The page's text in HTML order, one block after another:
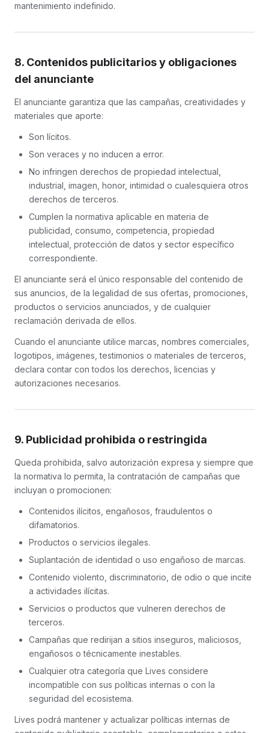
mantenimiento indefinido.
8. Contenidos publicitarios y obligaciones
del anunciante
El anunciante garantiza que las campañas, creatividades y
materiales que aporte:
Son lícitos.
Son veraces y no inducen a error.
No infringen derechos de propiedad intelectual,
industrial, imagen, honor, intimidad o cualesquiera otros
derechos de terceros.
Cumplen la normativa aplicable en materia de
publicidad, consumo, competencia, propiedad
intelectual, protección de datos y sector específico
correspondiente.
El anunciante será el único responsable del contenido de
sus anuncios, de la legalidad de sus ofertas, promociones,
productos o servicios anunciados, y de cualquier
reclamación derivada de ellos.
Cuando el anunciante utilice marcas, nombres comerciales,
logotipos, imágenes, testimonios o materiales de terceros,
declara contar con todos los derechos, licencias y
autorizaciones necesarios.
9. Publicidad prohibida o restringida
Queda prohibida, salvo autorización expresa y siempre que
la normativa lo permita, la contratación de campañas que
incluyan o promocionen:
Contenidos ilícitos, engañosos, fraudulentos o
difamatorios.
Productos o servicios ilegales.
Suplantación de identidad o uso engañoso de marcas.
Contenido violento, discriminatorio, de odio o que incite
a actividades ilícitas.
Servicios o productos que vulneren derechos de
terceros.
Campañas que redirijan a sitios inseguros, maliciosos,
engañosos o técnicamente inestables.
Cualquier otra categoría que Lives considere
incompatible con sus políticas internas o con la
seguridad del ecosistema.
Lives podrá mantener y actualizar políticas internas de